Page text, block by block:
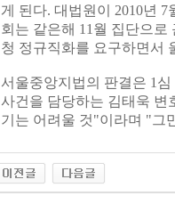
게 된다. 대법원이 2010년
회는 같은해 11월 집단으
청 정규직화를 요구하면서
서울중앙지법의 판결은 1
사건을 담당하는 김태욱
기는 어려울 것"이라며 "그